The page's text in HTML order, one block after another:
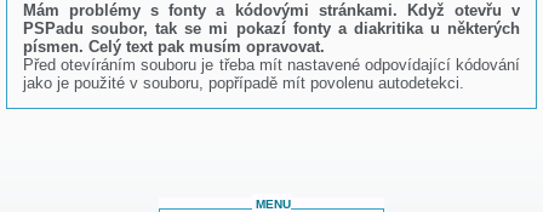
Mám problémy s fonty a kódovými stránkami. Když otevřu v
PSPadu soubor, tak se mi pokazí fonty a diakritika u některých
písmen. Celý text pak musím opravovat.
Před otevíráním souboru je třeba mít nastavené odpovídající kódování
jako je použité v souboru, popřípadě mít povolenu autodetekci.
MENU